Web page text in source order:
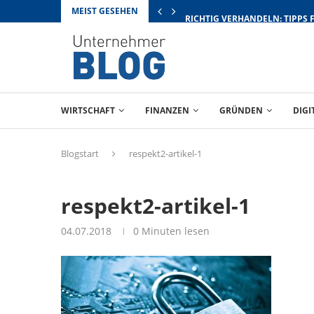
MEIST GESEHEN
WIRTSCHAFT FINANZEN GRÜNDEN
Blogstart respekt2-artikel-1
respekt2-artikel-1
04.07.2018 0 Minuten lesen